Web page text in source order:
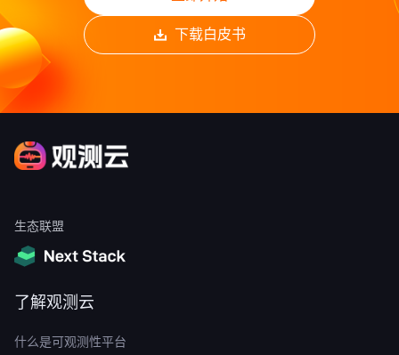
下载白皮书
生态联盟
了解观测云
什么是可观测性平台